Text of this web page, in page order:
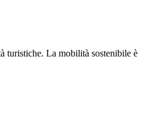
turistiche. La mobilità sostenibile è